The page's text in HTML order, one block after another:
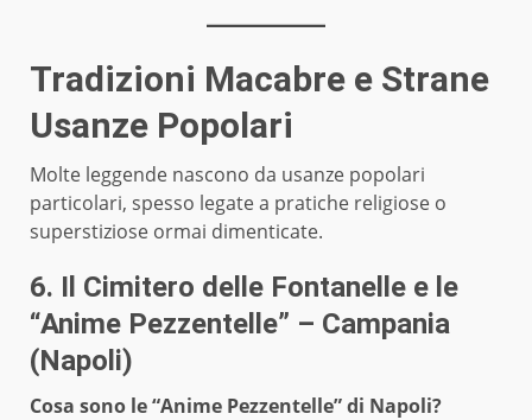
Tradizioni Macabre e Strane
Usanze Popolari
Molte leggende nascono da usanze popolari
particolari, spesso legate a pratiche religiose o
superstiziose ormai dimenticate.
6. Il Cimitero delle Fontanelle e le
“Anime Pezzentelle” – Campania
(Napoli)
Cosa sono le “Anime Pezzentelle” di Napoli?